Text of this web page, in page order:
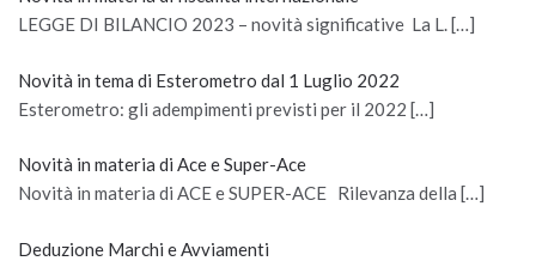
LEGGE DI BILANCIO 2023 – novità significative La L. […]
Novità in tema di Esterometro dal 1 Luglio 2022
Esterometro: gli adempimenti previsti per il 2022 […]
Novità in materia di Ace e Super-Ace
Novità in materia di ACE e SUPER-ACE Rilevanza della […]
Deduzione Marchi e Avviamenti